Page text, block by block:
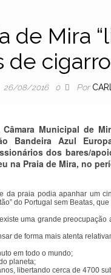
de Mira
de
26/08/2016 0 Por
Municipal de
Bandeira Azul
dos bares/
na Praia de Mira, no
da praia podia apanhar um
do Portugal sem Beatas,
uma grande preocupação
de forma mais atenta
em todo o mundo;
planeta;
libertando cerca de 4700